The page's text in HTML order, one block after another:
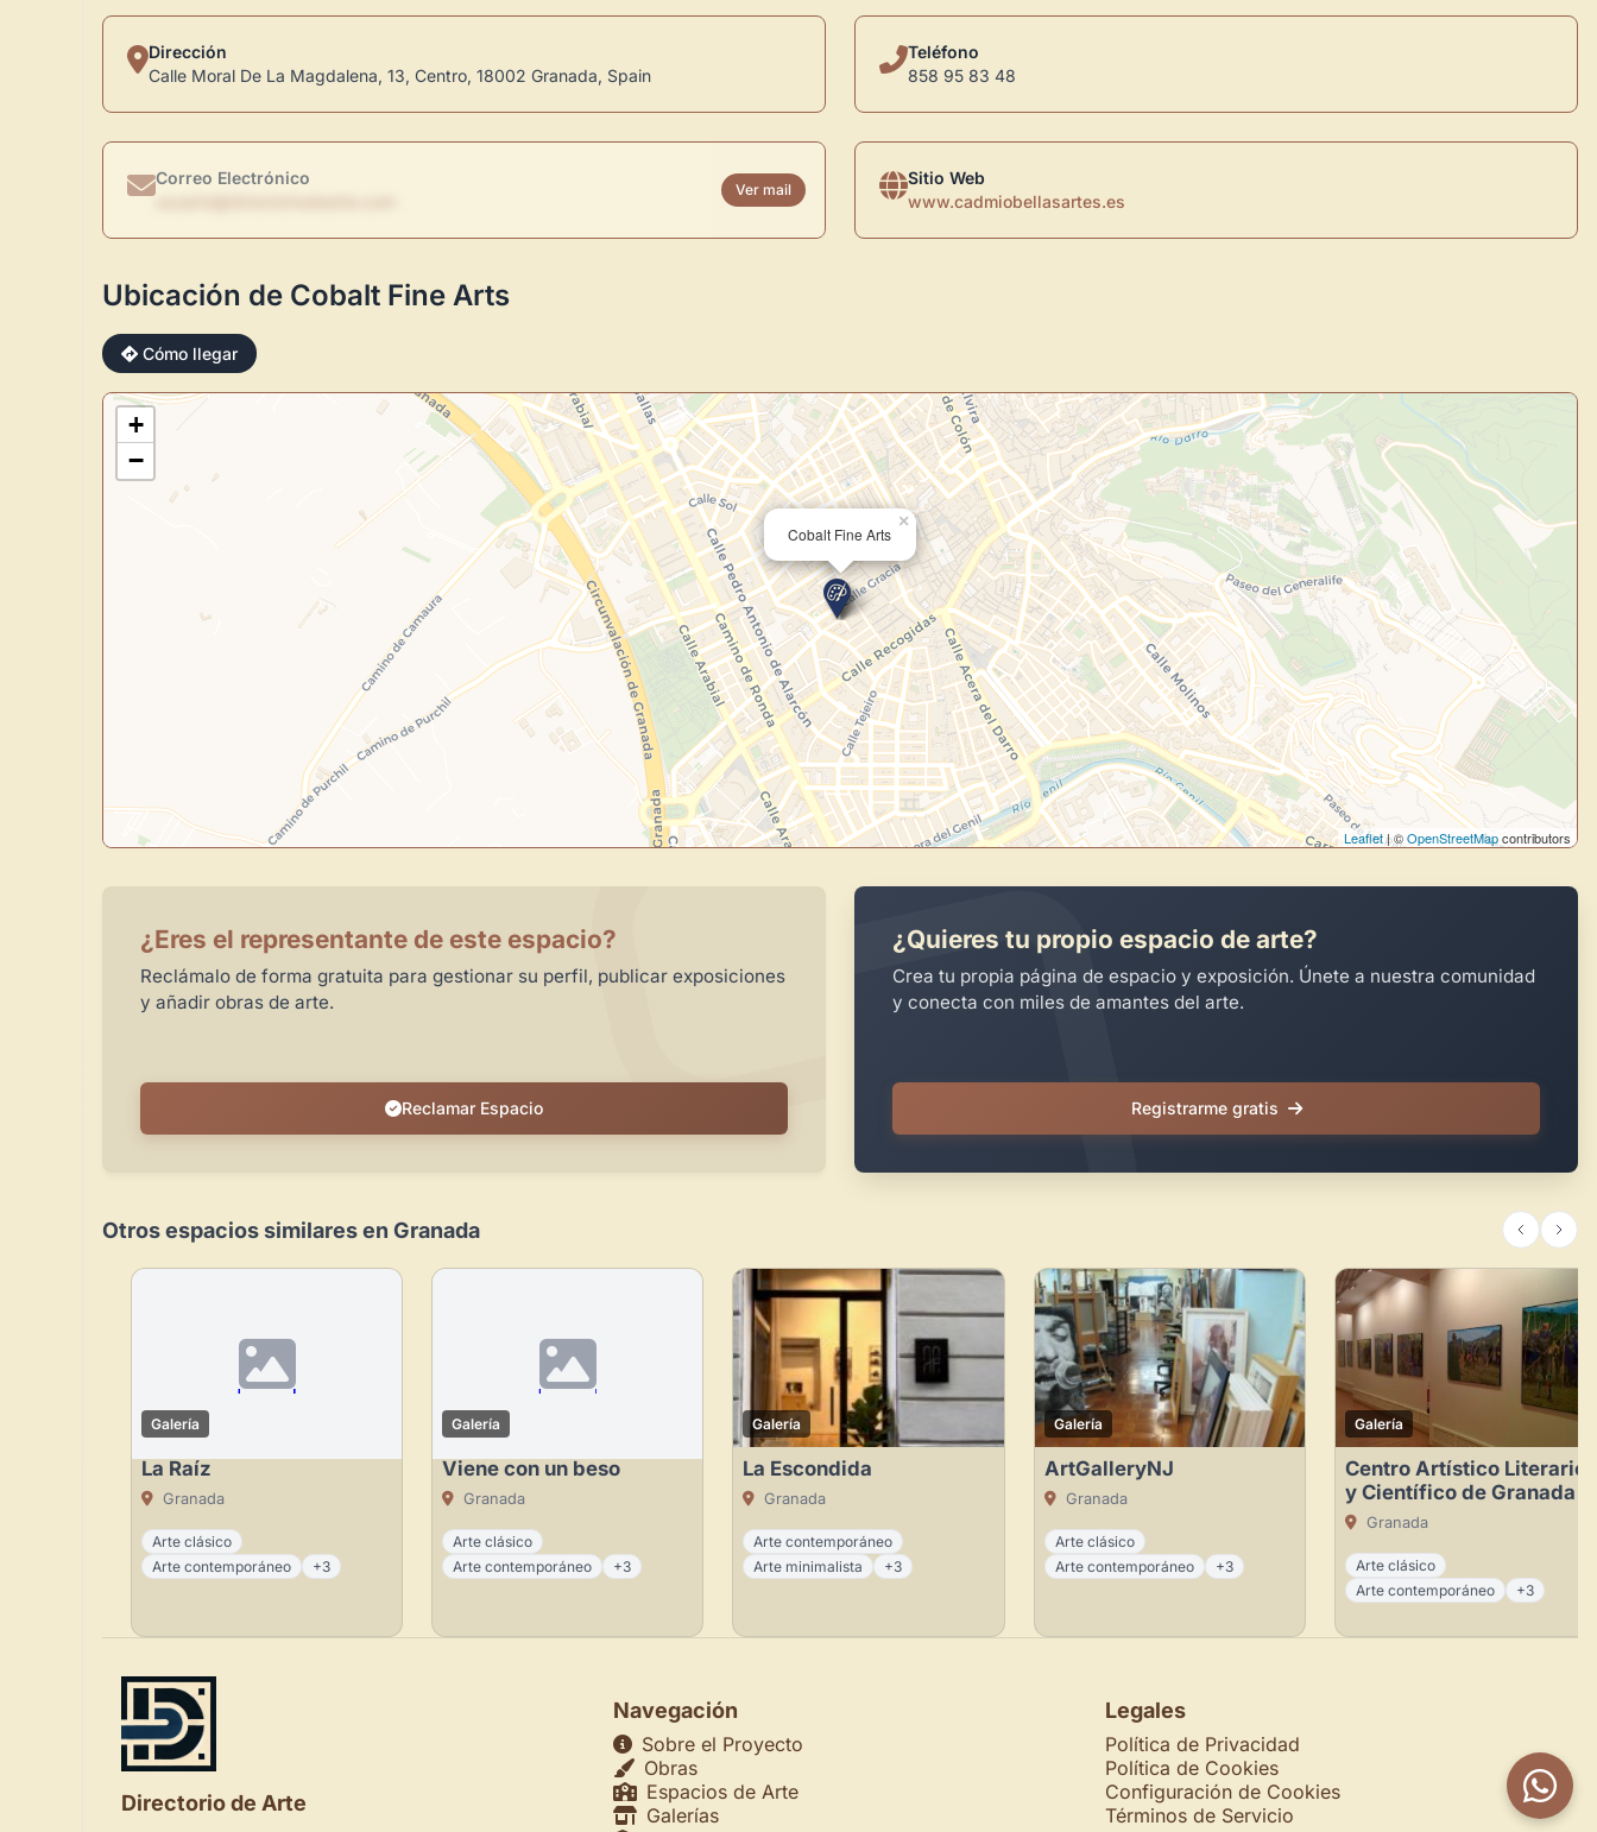
Dirección
Calle Moral De La Magdalena, 13, Centro, 18002 Granada, Spain
Teléfono
858 95 83 48
Correo Electrónico
Ver mail
Sitio Web
www.cadmiobellasartes.es
Ubicación de Cobalt Fine Arts
Cómo llegar
Cobalt Fine Arts
×
+
−
Leaflet| ©OpenStreetMapcontributors
¿Eres el representante de este espacio?
Reclámalo de forma gratuita para gestionar su perfil, publicar exposiciones
y añadir obras de arte.
Reclamar Espacio
¿Quieres tu propio espacio de arte?
Crea tu propia página de espacio y exposición. Únete a nuestra comunidad
y conecta con miles de amantes del arte.
Registrarme gratis
Otros espacios similares en Granada
Galería
La Raíz
Granada
Arte clásico
Arte contemporáneo
+3
Galería
Viene con un beso
Granada
Arte clásico
Arte contemporáneo
+3
Galería
La Escondida
Granada
Arte contemporáneo
Arte minimalista
+3
Galería
ArtGalleryNJ
Granada
Arte clásico
Arte contemporáneo
+3
Galería
Centro Artístico Literario
y Científico de Granada
Granada
Arte clásico
Arte contemporáneo
+3
Directorio de Arte
Navegación
Sobre el Proyecto
Obras
Espacios de Arte
Galerías
Legales
Política de Privacidad
Política de Cookies
Configuración de Cookies
Términos de Servicio
Novedad: Tu Panel de Usuario
Directorio de Arte
Sigue las visitas de tus obras
Crear cuenta y abrir mi Panel Explorar obras